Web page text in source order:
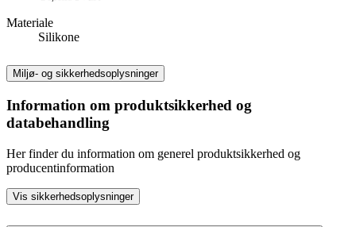
Materiale
Silikone
Miljø- og sikkerhedsoplysninger
Information om produktsikkerhed og
databehandling
Her finder du information om generel produktsikkerhed og
producentinformation
Vis sikkerhedsoplysninger